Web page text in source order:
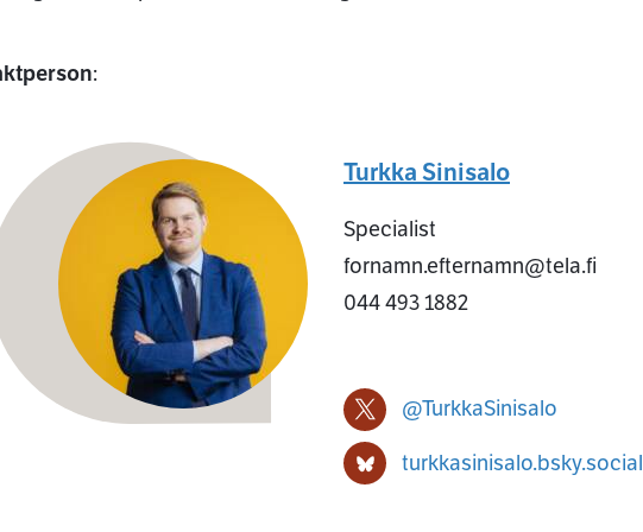
:
Turkka Sinisalo
Specialist
fornamn.efternamn@tela.fi
044 493 1882
@TurkkaSinisalo
Turkka Sinisalo X-profil
turkkasinisalo.bsky.social
Turkka Sinisalo Bluesky-profil